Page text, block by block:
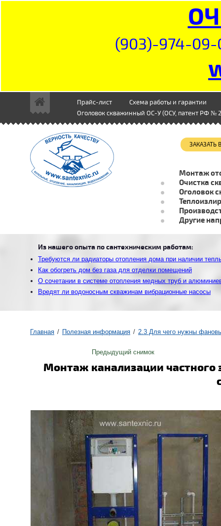
(903)-974-09-
Главная Полезная информация 2.3 Для чего нужны
Предыдущий снимок
Монтаж канализации
Прайс-лист
Схема работы и гарантии
Оголовок скважинный ОС-У (ОСУ, патент РФ №
Монтаж
Очистка
Оголовок
Другие
Из нашего опыта по сантехническим работам:
Требуются ли радиаторы отопления дома при наличии
Как обогреть дом без газа для отделки помещений
О сочетании в системе отопления медных труб и
Вредят ли водоносным скважинам вибрационные насосы